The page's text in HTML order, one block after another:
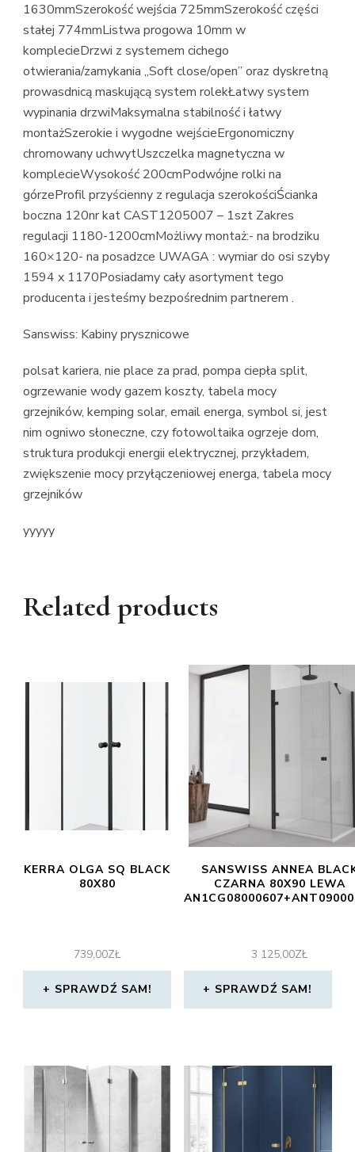
1630mmSzerokość wejścia 725mmSzerokość części
stałej 774mmListwa progowa 10mm w
komplecieDrzwi z systemem cichego
otwierania/zamykania „Soft close/open” oraz dyskretną
prowasdnicą maskującą system rolekŁatwy system
wypinania drzwiMaksymalna stabilność i łatwy
montażSzerokie i wygodne wejścieErgonomiczny
chromowany uchwytUszczelka magnetyczna w
komplecieWysokość 200cmPodwójne rolki na
górzeProfil przyścienny z regulacja szerokościŚcianka
boczna 120nr kat CAST1205007 – 1szt Zakres
regulacji 1180-1200cmMożliwy montaż:- na brodziku
160×120- na posadzce UWAGA : wymiar do osi szyby
1594 x 1170Posiadamy cały asortyment tego
producenta i jesteśmy bezpośrednim partnerem .
Sanswiss: Kabiny prysznicowe
polsat kariera, nie place za prad, pompa ciepła split,
ogrzewanie wody gazem koszty, tabela mocy
grzejników, kemping solar, email energa, symbol si, jest
nim ogniwo słoneczne, czy fotowoltaika ogrzeje dom,
struktura produkcji energii elektrycznej, przykładem,
zwiększenie mocy przyłączeniowej energa, tabela mocy
grzejników
yyyyy
Related products
KERRA OLGA SQ BLACK
80X80
739,00ZŁ
SPRAWDŹ SAM!
SANSWISS ANNEA
CZARNA 80X90 LEWA
3 125,00ZŁ
SPRAWDŹ SAM!